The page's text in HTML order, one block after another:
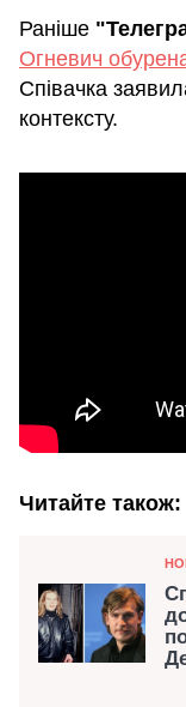
Раніше
Огневич
Співачка
контексту.
Читайте також: